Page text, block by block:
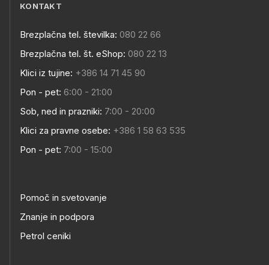
KONTAKT
Brezplačna tel. številka: 080 22 66
Brezplačna tel. št. eShop: 080 22 13
Klici iz tujine: +386 14 71 45 90
Pon - pet: 6:00 - 21:00
Sob, ned in prazniki: 7:00 - 20:00
Klici za pravne osebe: +386 1 58 63 535
Pon - pet: 7:00 - 15:00
Pomoč in svetovanje
Znanje in podpora
Petrol ceniki